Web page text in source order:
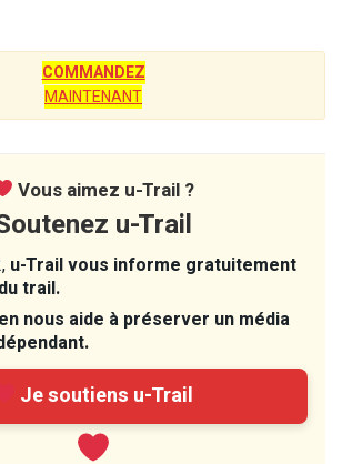
COMMANDEZ
MAINTENANT
Vous aimez u-Trail ?
u-Trail
u-Trail vous informe gratuitement
trail.
nous aide à préserver un média
Je soutiens u-Trail